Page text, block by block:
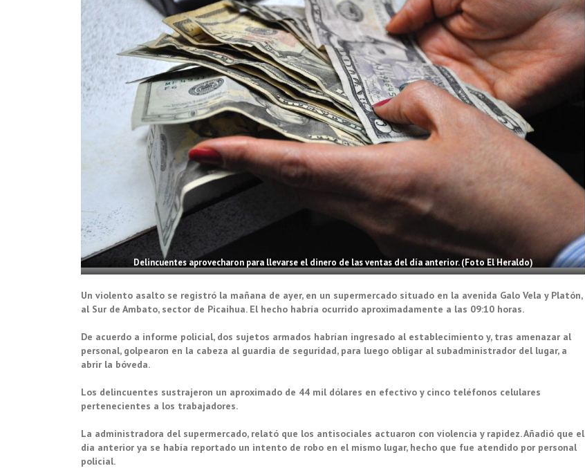
Delincuentes aprovecharon para llevarse el dinero de las ventas del día anterior. (Foto El Heraldo)
Un violento asalto se registró la mañana de ayer, en un supermercado situado en la avenida Galo Vela y Platón,
al Sur de Ambato, sector de Picaihua. El hecho habría ocurrido aproximadamente a las 09:10 horas.
De acuerdo a informe policial, dos sujetos armados habrían ingresado al establecimiento y, tras amenazar al
personal, golpearon en la cabeza al guardia de seguridad, para luego obligar al subadministrador del lugar, a
abrir la bóveda.
Los delincuentes sustrajeron un aproximado de 44 mil dólares en efectivo y cinco teléfonos celulares
pertenecientes a los trabajadores.
La administradora del supermercado, relató que los antisociales actuaron con violencia y rapidez. Añadió que el
día anterior ya se había reportado un intento de robo en el mismo lugar, hecho que fue atendido por personal
policial.